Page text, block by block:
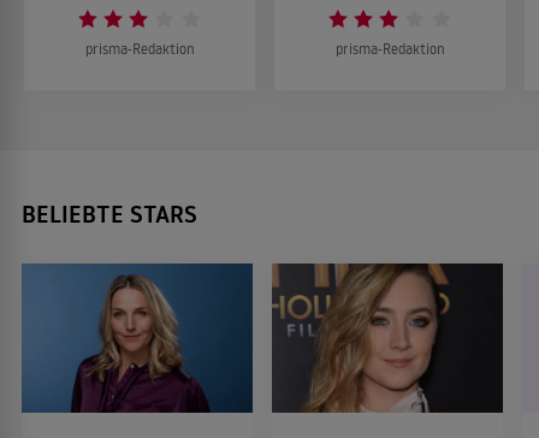
prisma-Redaktion prisma-Redaktion
BELIEBTE STARS